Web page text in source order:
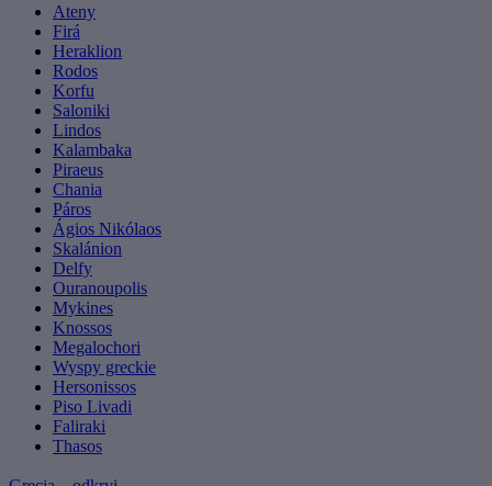
Ateny
Firá
Heraklion
Rodos
Korfu
Saloniki
Lindos
Kalambaka
Piraeus
Chania
Páros
Ágios Nikólaos
Skalánion
Delfy
Ouranoupolis
Mykines
Knossos
Megalochori
Wyspy greckie
Hersonissos
Piso Livadi
Faliraki
Thasos